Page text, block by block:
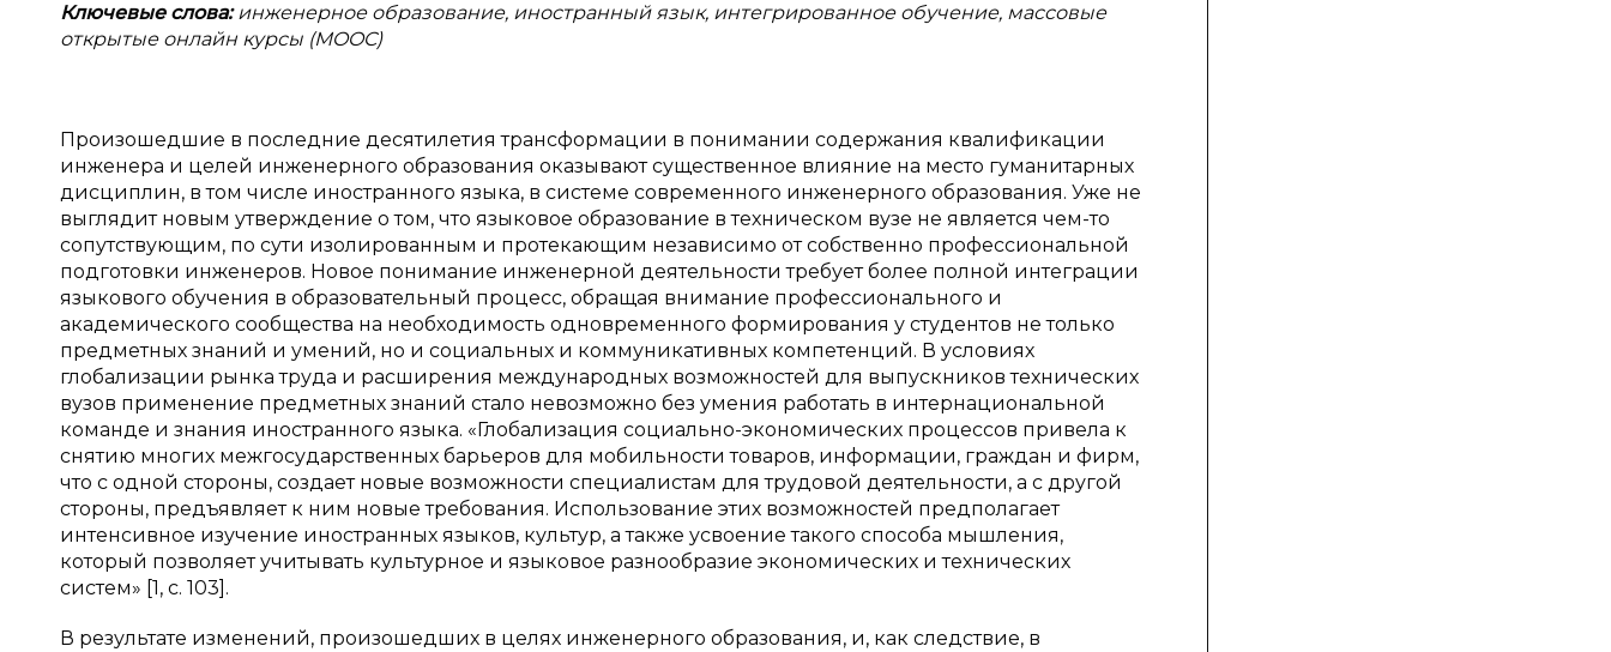
Ключевые слова: инженерное образование, иностранный язык, интегрированное обучение, массовые
открытые онлайн курсы (MOOC)
Произошедшие в последние десятилетия трансформации в понимании содержания квалификации
инженера и целей инженерного образования оказывают существенное влияние на место гуманитарных
дисциплин, в том числе иностранного языка, в системе современного инженерного образования. Уже не
выглядит новым утверждение о том, что языковое образование в техническом вузе не является чем-то
сопутствующим, по сути изолированным и протекающим независимо от собственно профессиональной
подготовки инженеров. Новое понимание инженерной деятельности требует более полной интеграции
языкового обучения в образовательный процесс, обращая внимание профессионального и
академического сообщества на необходимость одновременного формирования у студентов не только
предметных знаний и умений, но и социальных и коммуникативных компетенций. В условиях
глобализации рынка труда и расширения международных возможностей для выпускников технических
вузов применение предметных знаний стало невозможно без умения работать в интернациональной
команде и знания иностранного языка. «Глобализация социально-экономических процессов привела к
снятию многих межгосударственных барьеров для мобильности товаров, информации, граждан и фирм,
что с одной стороны, создает новые возможности специалистам для трудовой деятельности, а с другой
стороны, предъявляет к ним новые требования. Использование этих возможностей предполагает
интенсивное изучение иностранных языков, культур, а также усвоение такого способа мышления,
который позволяет учитывать культурное и языковое разнообразие экономических и технических
систем» [1, c. 103].
В результате изменений, произошедших в целях инженерного образования, и, как следствие, в